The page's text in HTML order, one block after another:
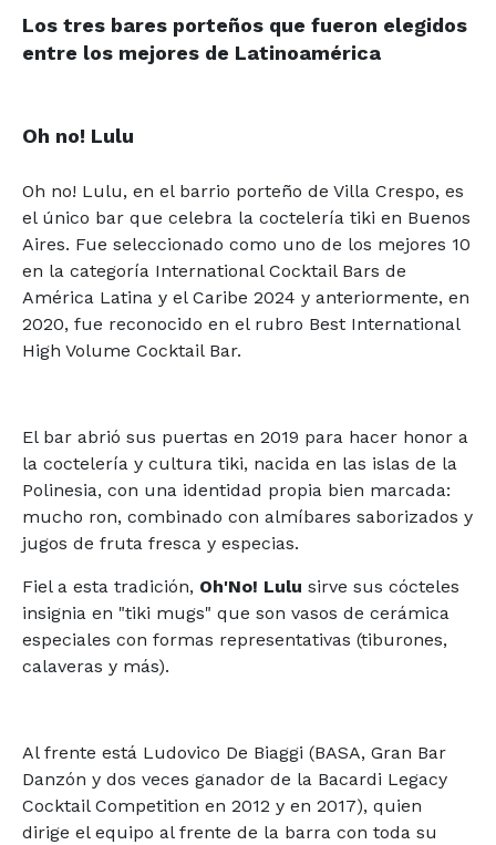
Los tres bares porteños que fueron elegidos
entre los mejores de Latinoamérica
Oh no! Lulu
Oh no! Lulu, en el barrio porteño de Villa Crespo, es
el único bar que celebra la coctelería tiki en Buenos
Aires. Fue seleccionado como uno de los mejores 10
en la categoría International Cocktail Bars de
América Latina y el Caribe 2024 y anteriormente, en
2020, fue reconocido en el rubro Best International
High Volume Cocktail Bar.
El bar abrió sus puertas en 2019 para hacer honor a
la coctelería y cultura tiki, nacida en las islas de la
Polinesia, con una identidad propia bien marcada:
mucho ron, combinado con almíbares saborizados y
jugos de fruta fresca y especias.
Fiel a esta tradición, Oh'No! Lulu sirve sus cócteles
insignia en "tiki mugs" que son vasos de cerámica
especiales con formas representativas (tiburones,
calaveras y más).
Al frente está Ludovico De Biaggi (BASA, Gran Bar
Danzón y dos veces ganador de la Bacardi Legacy
Cocktail Competition en 2012 y en 2017), quien
dirige el equipo al frente de la barra con toda su